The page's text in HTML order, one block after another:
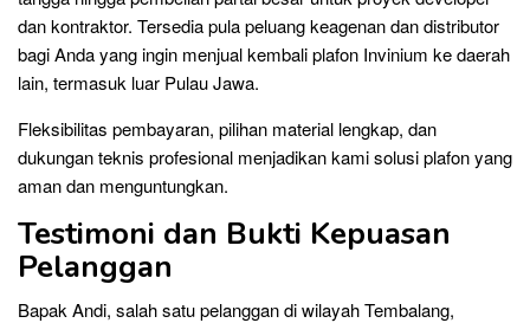
dan kontraktor. Tersedia pula peluang keagenan dan distributor
bagi Anda yang ingin menjual kembali plafon Invinium ke daerah
lain, termasuk luar Pulau Jawa.
Fleksibilitas pembayaran, pilihan material lengkap, dan
dukungan teknis profesional menjadikan kami solusi plafon yang
aman dan menguntungkan.
Testimoni dan Bukti Kepuasan
Pelanggan
Bapak Andi, salah satu pelanggan di wilayah Tembalang,